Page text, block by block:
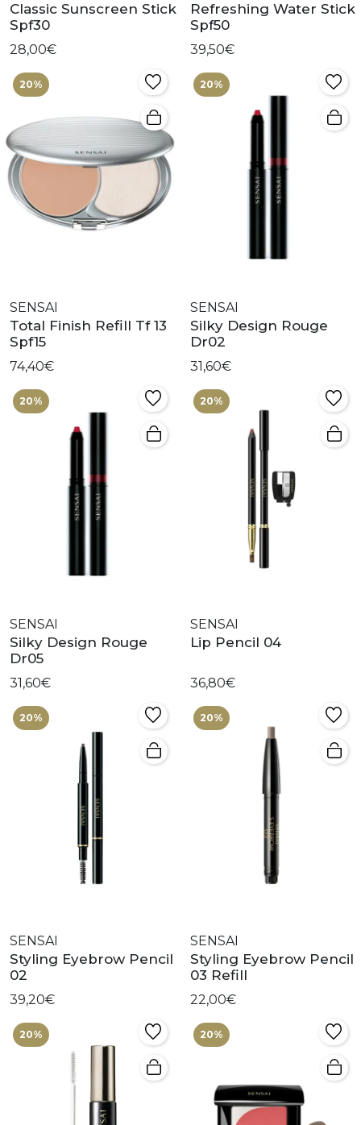
Classic Sunscreen Stick
Spf30
28,00€
Refreshing Water Stick
Spf50
39,50€
20%
SENSAI
Total Finish Refill Tf 13
Spf15
74,40€
20%
SENSAI
Silky Design Rouge
Dr02
31,60€
20%
SENSAI
Silky Design Rouge
Dr05
31,60€
20%
SENSAI
Lip Pencil 04
36,80€
20%
SENSAI
Styling Eyebrow Pencil
02
39,20€
20%
SENSAI
Styling Eyebrow Pencil
03 Refill
22,00€
20% 20%